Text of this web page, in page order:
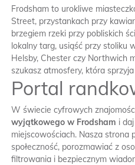
Frodsham to urokliwe
Street, przystankach przy
brzegiem rzeki przy pobliskich
lokalny targ, usiąść przy stoliku
Helsby, Chester czy Northwich
szukasz atmosfery, która
Portal
W świecie cyfrowych
wyjątkowego w Frodsham i
miejscowościach. Nasza strona
społeczność, porozmawiać z
filtrowania i bezpiecznym